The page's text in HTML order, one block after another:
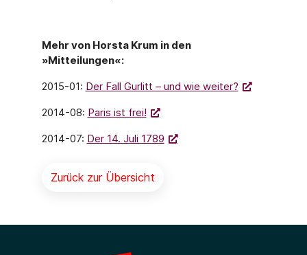
Mehr von Horsta Krum in den
»Mitteilungen«:
2015-01: Der Fall Gurlitt – und wie weiter?
2014-08: Paris ist frei!
2014-07: Der 14. Juli 1789
Zurück zur Übersicht